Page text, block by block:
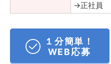
→正社員
１分簡単！
WEB応募